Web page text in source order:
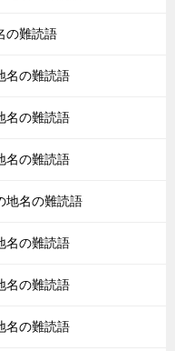
の難読語
名の難読語
名の難読語
名の難読語
地名の難読語
名の難読語
名の難読語
名の難読語